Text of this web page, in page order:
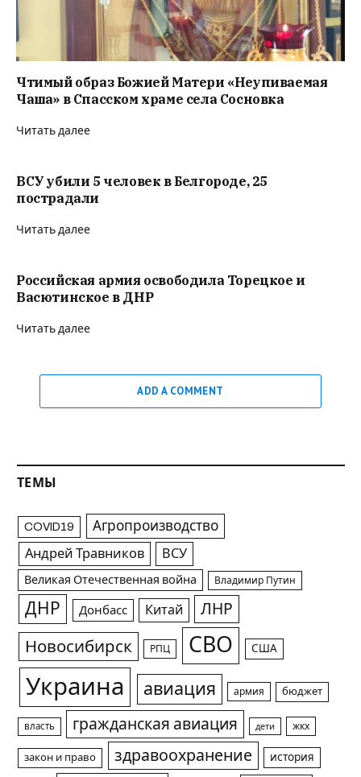
Чтимый образ Божией Матери «Неупиваемая
Чаша» в Спасском храме села Сосновка
Читать далее
ВСУ убили 5 человек в Белгороде, 25
пострадали
Читать далее
Российская армия освободила Торецкое и
Васютинское в ДНР
Читать далее
ADD A COMMENT
ТЕМЫ
COVID19 Агропроизводство
Андрей Травников ВСУ
Великая Отечественная война Владимир Путин
ДНР Донбасс Китай ЛНР
Новосибирск РПЦ СВО США
Украина авиация армия бюджет
власть гражданская авиация дети жкх
закон и право здравоохранение история